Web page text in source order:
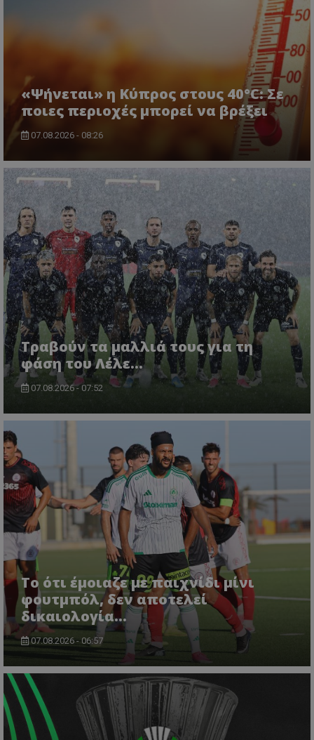
«Ψήνεται» η Κύπρος στους 40°C: Σε
ποιες περιοχές μπορεί να βρέξει
07.08.2026 - 08:26
Τραβούν τα μαλλιά τους για τη
φάση του Λέλε…
07.08.2026 - 07:52
Το ότι έμοιαζε με παιχνίδι μίνι
φουτμπόλ, δεν αποτελεί
δικαιολογία…
07.08.2026 - 06:57